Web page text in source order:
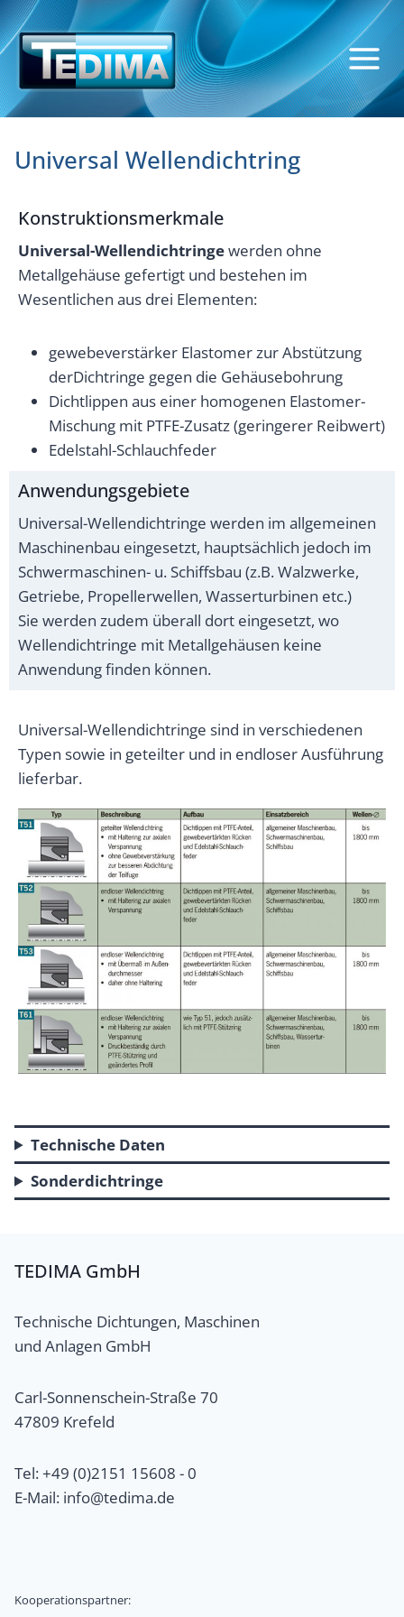
Zum
Inhalt
springen
Universal Wellendichtring
Konstruktionsmerkmale
Universal-Wellendichtringewerden ohne
Metallgehäuse gefertigt und bestehen im
Wesentlichen aus drei Elementen:
gewebeverstärker Elastomer zur Abstützung
derDichtringe gegen die Gehäusebohrung
Dichtlippen aus einer homogenen Elastomer-
Mischung mit PTFE-Zusatz (geringerer Reibwert)
Edelstahl-Schlauchfeder
Anwendungsgebiete
Universal-Wellendichtringe werden im allgemeinen
Maschinenbau eingesetzt, hauptsächlich jedoch im
Schwermaschinen- u. Schiffsbau (z.B. Walzwerke,
Getriebe, Propellerwellen, Wasserturbinen etc.)
Sie werden zudem überall dort eingesetzt, wo
Wellendichtringe mit Metallgehäusen keine
Anwendung finden können.
Universal-Wellendichtringe sind in verschiedenen
Typen sowie in geteilter und in endloser Ausführung
lieferbar.
Technische Daten
Sonderdichtringe
TEDIMA GmbH
Technische Dichtungen, Maschinen
und Anlagen GmbH
Carl-Sonnenschein-Straße 70
47809 Krefeld
Tel: +49 (0)2151 15608 - 0
E-Mail: info@tedima.de
Kooperationspartner: